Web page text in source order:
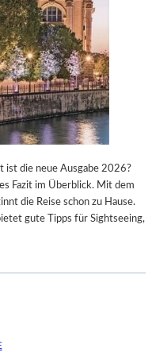
K
T
I
O
N
M
I
T
H
M
B
U
R
O
S
O
P
E
R
I
N
M
Ü
C
H
E
N
P
ist die neue Ausgabe 2026?
Fazit im Überblick. Mit dem
die Reise schon zu Hause.
gute Tipps für Sightseeing,